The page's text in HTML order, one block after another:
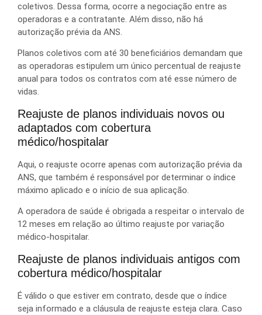
coletivos. Dessa forma, ocorre a negociação entre as
operadoras e a contratante. Além disso, não há
autorização prévia da ANS.
Planos coletivos com até 30 beneficiários demandam que
as operadoras estipulem um único percentual de reajuste
anual para todos os contratos com até esse número de
vidas.
Reajuste de planos individuais novos ou
adaptados com cobertura
médico/hospitalar
Aqui, o reajuste ocorre apenas com autorização prévia da
ANS, que também é responsável por determinar o índice
máximo aplicado e o início de sua aplicação.
A operadora de saúde é obrigada a respeitar o intervalo de
12 meses em relação ao último reajuste por variação
médico-hospitalar.
Reajuste de planos individuais antigos com
cobertura médico/hospitalar
É válido o que estiver em contrato, desde que o índice
seja informado e a cláusula de reajuste esteja clara. Caso